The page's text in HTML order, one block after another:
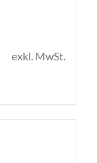
exkl. MwSt.